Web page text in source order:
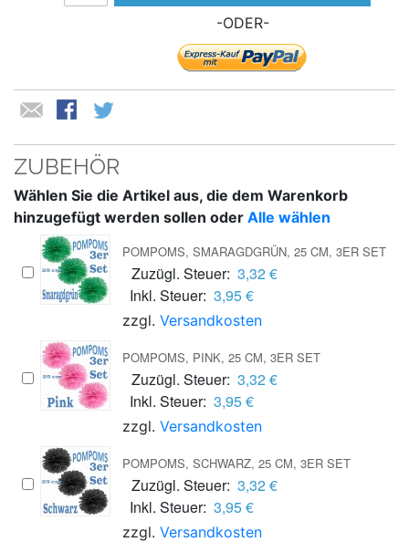
-ODER-
ZUBEHÖR
Wählen Sie die Artikel aus, die dem Warenkorb
hinzugefügt werden sollen oder Alle wählen
POMPOMS, SMARAGDGRÜN, 25 CM, 3ER SET
Zuzügl. Steuer: 3,32 €
Inkl. Steuer: 3,95 €
zzgl. Versandkosten
POMPOMS, PINK, 25 CM, 3ER SET
Zuzügl. Steuer: 3,32 €
Inkl. Steuer: 3,95 €
zzgl. Versandkosten
POMPOMS, SCHWARZ, 25 CM, 3ER SET
Zuzügl. Steuer: 3,32 €
Inkl. Steuer: 3,95 €
zzgl. Versandkosten